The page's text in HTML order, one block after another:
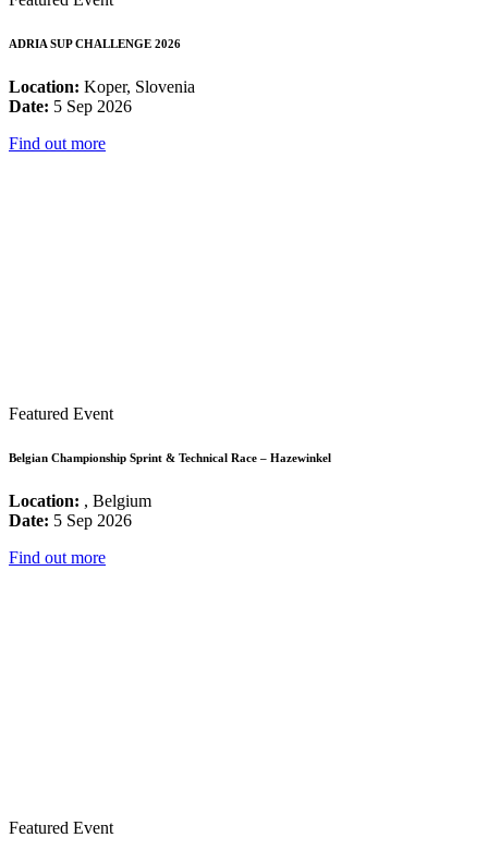
ADRIA SUP CHALLENGE 2026
Location: Koper, Slovenia
Date: 5 Sep 2026
Find out more
Featured Event
Belgian Championship Sprint & Technical Race – Hazewinkel
Location: , Belgium
Date: 5 Sep 2026
Find out more
Featured Event